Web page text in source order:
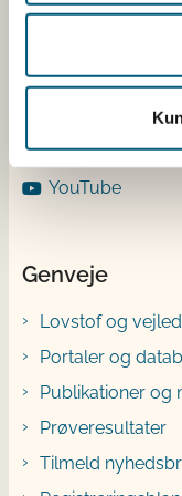
LinkedIn
Instagram
Bluesky
YouTube
Genveje
Lovstof og
Portaler og
Publikationer og
Prøveresultater
Tilmeld